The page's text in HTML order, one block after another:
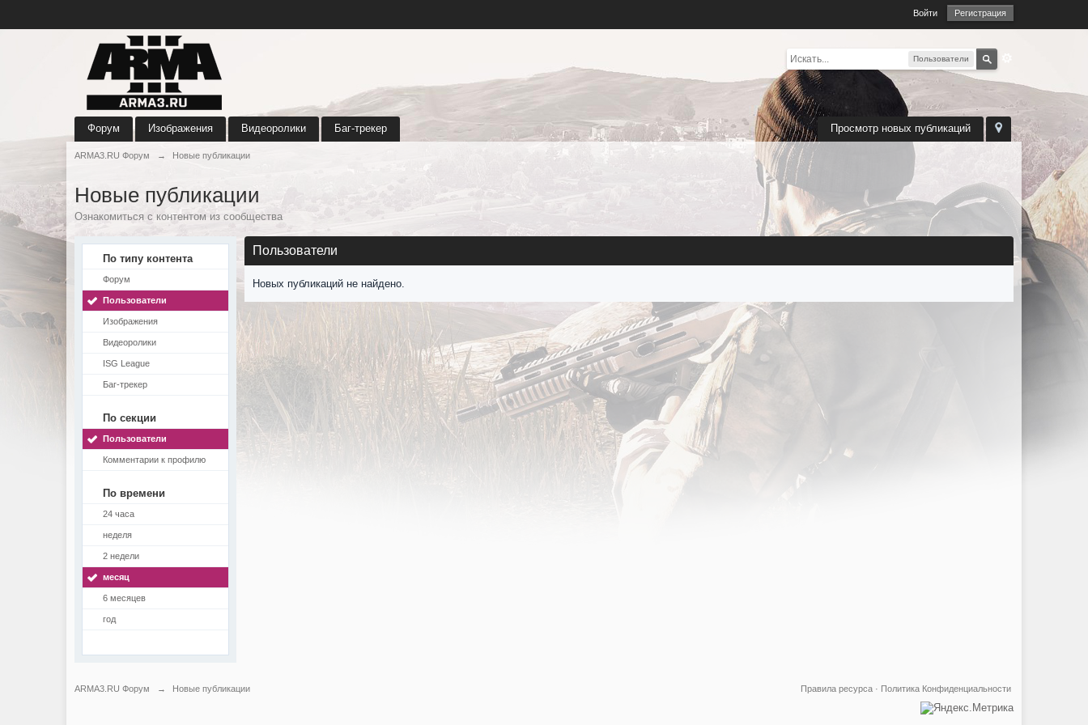
Войти Регистрация
Пользователи
Просмотр новых публикаций
Форум Изображения Видеоролики Баг-трекер
ARMA3.RU Форум → Новые публикации
Новые публикации
Ознакомиться с контентом из сообщества
По типу контента
Форум
Пользователи
Изображения
Видеоролики
ISG League
Баг-трекер
По секции
Пользователи
Комментарии к профилю
По времени
24 часа
неделя
2 недели
месяц
6 месяцев
год
Пользователи
Новых публикаций не найдено.
ARMA3.RU Форум → Новые публикации Политика Конфиденциальности
Правила ресурса ·